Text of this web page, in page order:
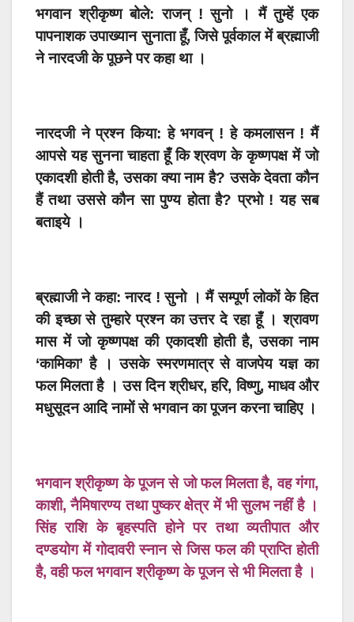
भगवान श्रीकृष्ण बोले: राजन् ! सुनो । मैं तुम्हें एक
पापनाशक उपाख्यान सुनाता हूँ, जिसे पूर्वकाल में ब्रह्माजी
ने नारदजी के पूछने पर कहा था ।
नारदजी ने प्रश्न किया: हे भगवन् ! हे कमलासन ! मैं
आपसे यह सुनना चाहता हूँ कि श्रवण के कृष्णपक्ष में जो
एकादशी होती है, उसका क्या नाम है? उसके देवता कौन
हैं तथा उससे कौन सा पुण्य होता है? प्रभो ! यह सब
बताइये ।
ब्रह्माजी ने कहा: नारद ! सुनो । मैं सम्पूर्ण लोकों के हित
की इच्छा से तुम्हारे प्रश्न का उत्तर दे रहा हूँ । श्रावण
मास में जो कृष्णपक्ष की एकादशी होती है, उसका नाम
‘कामिका’ है । उसके स्मरणमात्र से वाजपेय यज्ञ का
फल मिलता है । उस दिन श्रीधर, हरि, विष्णु, माधव और
मधुसूदन आदि नामों से भगवान का पूजन करना चाहिए ।
भगवान श्रीकृष्ण के पूजन से जो फल मिलता है, वह गंगा,
काशी, नैमिषारण्य तथा पुष्कर क्षेत्र में भी सुलभ नहीं है ।
सिंह राशि के बृहस्पति होने पर तथा व्यतीपात और
दण्डयोग में गोदावरी स्नान से जिस फल की प्राप्ति होती
है, वही फल भगवान श्रीकृष्ण के पूजन से भी मिलता है ।